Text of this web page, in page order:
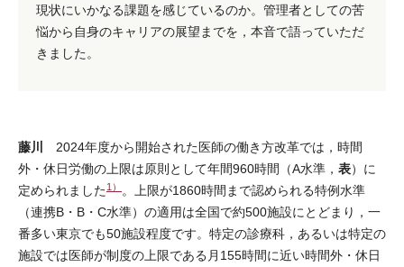
現状にいかなる課題を感じているのか。管理者としての苦
悩から自身のキャリアの展望までを，本音で語っていただ
きました。
藤川
2024年度から開始された医師の働き方改革では，時間
外・休日労働の上限は原則として年間960時間（A水準， 表）に
定められました1） 。上限が1860時間まで認められる特例水準
（連携B・B・C水準）の適用は全国で約500施設にとどまり，一
番多い東京でも50施設程度です。特定の診療科，あるいは特定の
施設では医師が制度の上限である月155時間に近い時間外・休日